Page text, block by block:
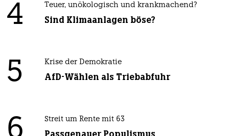
4 Teuer, unökologisch und krankmachend?
Sind Klimaanlagen böse?
5 Krise der Demokratie
AfD-Wählen als Triebabfuhr
Streit um Rente mit 63